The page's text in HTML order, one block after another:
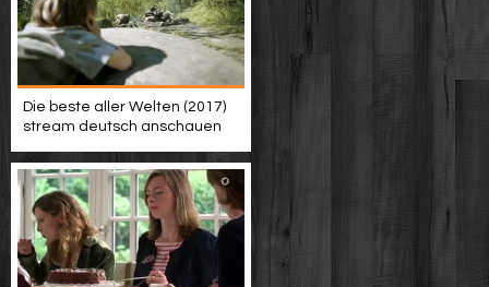
Die beste aller Welten (2017)
stream deutsch anschauen